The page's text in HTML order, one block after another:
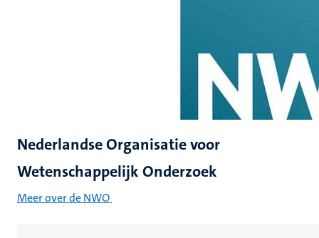
Nederlandse Organisatie voor
Wetenschappelijk Onderzoek
Meer over de NWO